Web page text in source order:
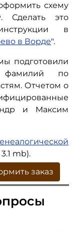
схему
Сделать это
в
в Ворде".
подготовили
фамилий по
Отчетом о
и Максим
mb).
заказ